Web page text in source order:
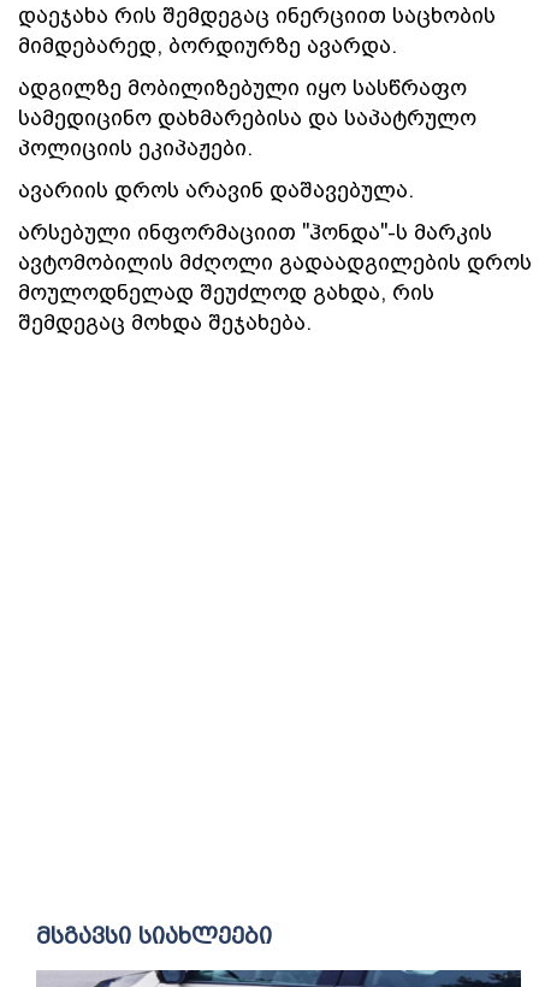
დაეჯახა რის შემდეგაც ინერციით საცხობის
მიმდებარედ, ბორდიურზე ავარდა.
ადგილზე მობილიზებული იყო სასწრაფო
სამედიცინო დახმარებისა და საპატრულო
პოლიციის ეკიპაჟები.
ავარიის დროს არავინ დაშავებულა.
არსებული ინფორმაციით "ჰონდა"-ს მარკის
ავტომობილის მძღოლი გადაადგილების დროს
მოულოდნელად შეუძლოდ გახდა, რის
შემდეგაც მოხდა შეჯახება.
მსგავსი სიახლეები